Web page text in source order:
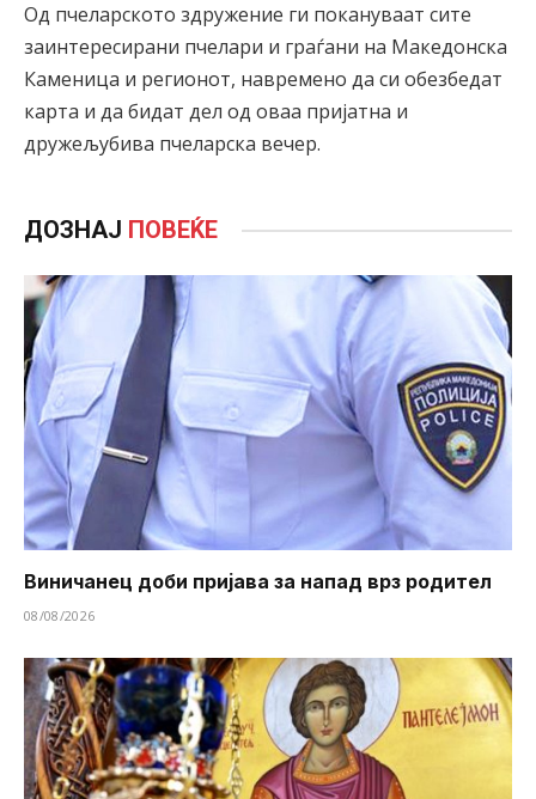
Од пчеларското здружение ги покануваат сите
заинтересирани пчелари и граѓани на Македонска
Каменица и регионот, навремено да си обезбедат
карта и да бидат дел од оваа пријатна и
дружељубива пчеларска вечер.
ДОЗНАЈ ПОВЕЌЕ
Виничанец доби пријава за напад врз родител
08/08/2026